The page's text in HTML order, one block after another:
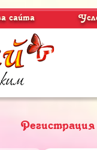
сайта
Регистрация